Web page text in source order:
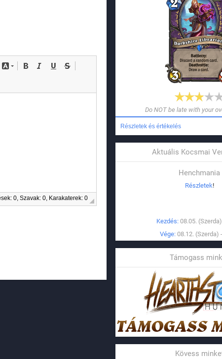
0, Szavak: 0, Karakaterek: 0
Do NOT be late with your
Részletek és értékelés
Aktuális Kocsmai
Henchmania
Részletek!
Kezdés: 08.05.
Vége: 08.12. (Szerda)
Támogass
Kövess